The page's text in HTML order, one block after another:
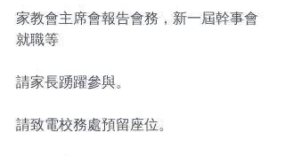
家教會主席會報告會務，新一屆幹事會
就職等
請家長踴躍參與。
請致電校務處預留座位。